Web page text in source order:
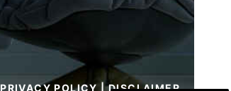
PRIVACY POLICY |DISCLAIMER